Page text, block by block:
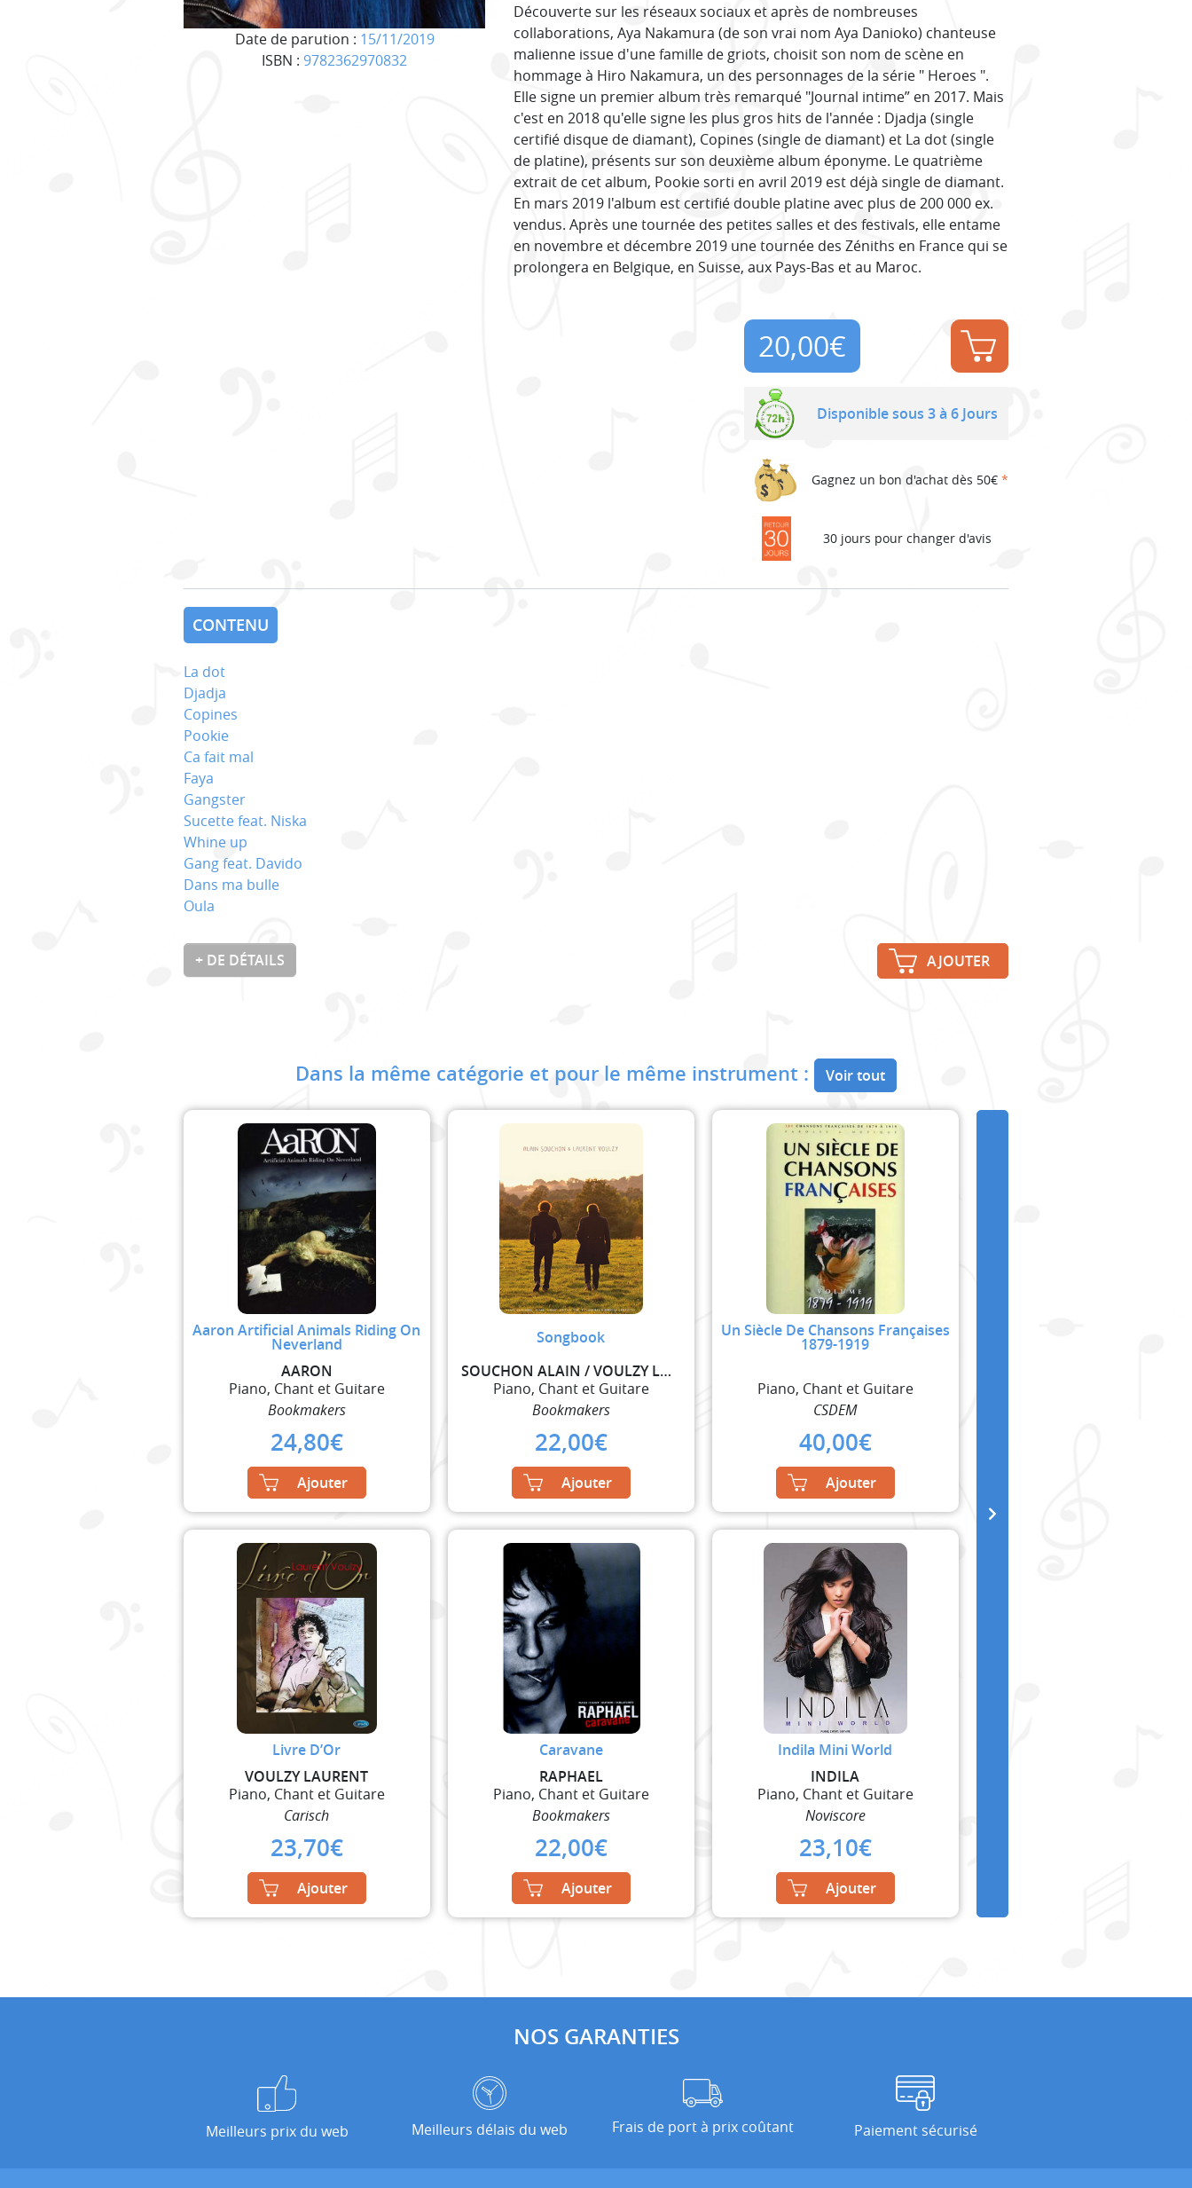
Date de parution : 15/11/2019
ISBN : 9782362970832
Découverte sur les réseaux sociaux et après de nombreuses
collaborations, Aya Nakamura (de son vrai nom Aya Danioko) chanteuse
malienne issue d'une famille de griots, choisit son nom de scène en
hommage à Hiro Nakamura, un des personnages de la série " Heroes ".
Elle signe un premier album très remarqué "Journal intime” en 2017. Mais
c'est en 2018 qu'elle signe les plus gros hits de l'année : Djadja (single
certifié disque de diamant), Copines (single de diamant) et La dot (single
de platine), présents sur son deuxième album éponyme. Le quatrième
extrait de cet album, Pookie sorti en avril 2019 est déjà single de diamant.
En mars 2019 l'album est certifié double platine avec plus de 200 000 ex.
vendus. Après une tournée des petites salles et des festivals, elle entame
en novembre et décembre 2019 une tournée des Zéniths en France qui se
prolongera en Belgique, en Suisse, aux Pays-Bas et au Maroc.
20,00€
Disponible sous 3 à 6 Jours
Gagnez un bon d'achat dès 50€ *
30 jours pour changer d'avis
CONTENU
La dot
Djadja
Copines
Pookie
Ca fait mal
Faya
Gangster
Sucette feat. Niska
Whine up
Gang feat. Davido
Dans ma bulle
Oula
+ DE DÉTAILS AJOUTER
Dans la même catégorie et pour le même instrument : Voir tout
Aaron Artificial Animals Riding On
Neverland
AARON
Piano, Chant et Guitare
Bookmakers
24,80€
Ajouter
Songbook
SOUCHON ALAIN / VOULZY LAURENT
Piano, Chant et Guitare
Bookmakers
22,00€
Ajouter
Un Siècle De Chansons Françaises
1879-1919
Piano, Chant et Guitare
CSDEM
40,00€
Ajouter
Livre D’Or
VOULZY LAURENT
Piano, Chant et Guitare
Carisch
23,70€
Ajouter
Caravane
RAPHAEL
Piano, Chant et Guitare
Bookmakers
22,00€
Ajouter
Indila Mini World
INDILA
Piano, Chant et Guitare
Noviscore
23,10€
Ajouter
NOS GARANTIES
Meilleurs prix du web Meilleurs délais du web Frais de port à prix coûtant Paiement sécurisé